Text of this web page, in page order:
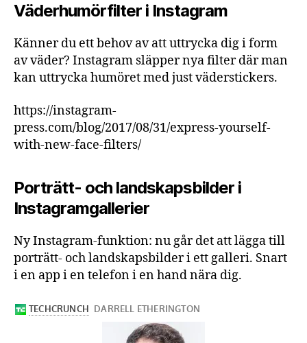
Väderhumörfilter i Instagram
Känner du ett behov av att uttrycka dig i form
av väder? Instagram släpper nya filter där man
kan uttrycka humöret med just väderstickers.
https://instagram-
press.com/blog/2017/08/31/express-yourself-
with-new-face-filters/
Porträtt- och landskapsbilder i
Instagramgallerier
Ny Instagram-funktion: nu går det att lägga till
porträtt- och landskapsbilder i ett galleri. Snart
i en app i en telefon i en hand nära dig.